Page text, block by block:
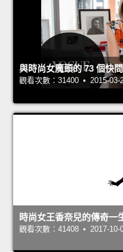
與時尚女魔頭的 73 個快
觀看次數：31400 • 2015-03-
時尚女王香奈兒的傳奇一
觀看次數：41408 • 2017-10-